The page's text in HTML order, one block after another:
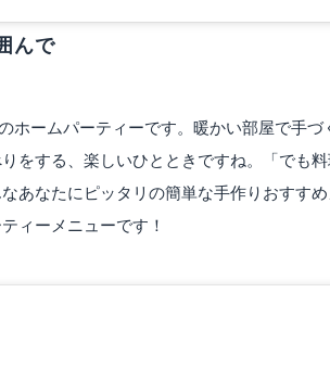
んで
ホームパーティーです。暖かい部屋で手づ
をする、楽しいひとときですね。「でも
あなたにピッタリの簡単な手作りおすす
ィーメニューです！